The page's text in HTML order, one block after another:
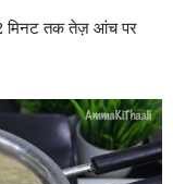
2 मिनट तक तेज़ आंच पर